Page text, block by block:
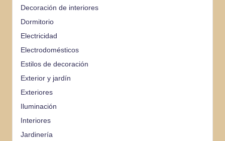
Decoración de interiores
Dormitorio
Electricidad
Electrodomésticos
Estilos de decoración
Exterior y jardín
Exteriores
Iluminación
Interiores
Jardinería